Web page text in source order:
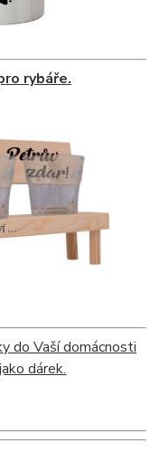
rybáře.
do Vaší domácnosti
dárek.